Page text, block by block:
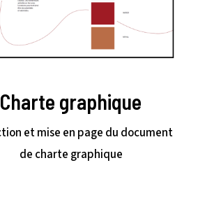
Charte graphique
et mise en page du document
de charte graphique